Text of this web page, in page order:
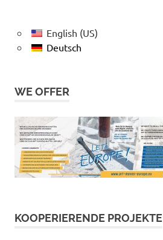
English (US)
Deutsch
WE OFFER
KOOPERIERENDE PROJEKTE